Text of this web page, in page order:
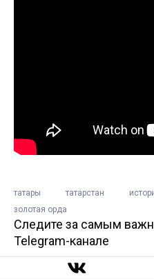
татары татарстан
золотая орда
Следите за самым
Telegram-канале